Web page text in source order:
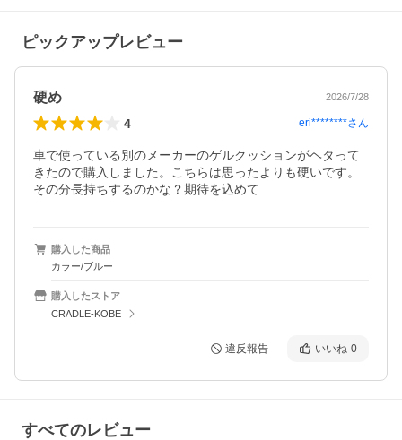
ピックアップレビュー
硬め 2026/7/28
4 eri********さん
車で使っている別のメーカーのゲルクッションがヘタって
きたので購入しました。こちらは思ったよりも硬いです。
その分長持ちするのかな？期待を込めて
購入した商品
カラー/ブルー
購入したストア
CRADLE-KOBE
違反報告 いいね 0
すべてのレビュー